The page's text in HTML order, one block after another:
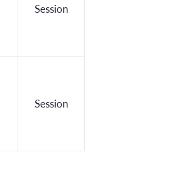
Session
Session